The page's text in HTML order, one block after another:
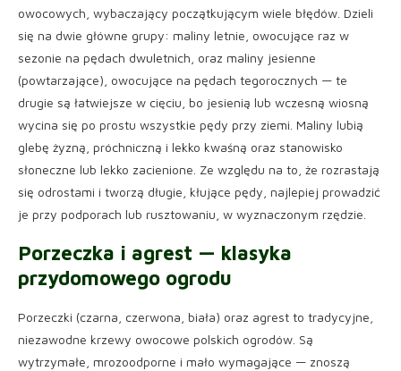
owocowych, wybaczający początkującym wiele błędów. Dzieli
się na dwie główne grupy: maliny letnie, owocujące raz w
sezonie na pędach dwuletnich, oraz maliny jesienne
(powtarzające), owocujące na pędach tegorocznych — te
drugie są łatwiejsze w cięciu, bo jesienią lub wczesną wiosną
wycina się po prostu wszystkie pędy przy ziemi. Maliny lubią
glebę żyzną, próchniczną i lekko kwaśną oraz stanowisko
słoneczne lub lekko zacienione. Ze względu na to, że rozrastają
się odrostami i tworzą długie, kłujące pędy, najlepiej prowadzić
je przy podporach lub rusztowaniu, w wyznaczonym rzędzie.
Porzeczka i agrest — klasyka
przydomowego ogrodu
Porzeczki (czarna, czerwona, biała) oraz agrest to tradycyjne,
niezawodne krzewy owocowe polskich ogrodów. Są
wytrzymałe, mrozoodporne i mało wymagające — znoszą